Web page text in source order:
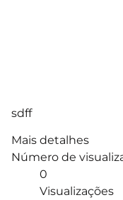
sdff
Mais detalhes
Número de
0
Visualizações